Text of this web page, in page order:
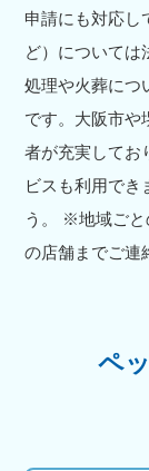
申請にも対応し
ど）については
処理や火葬につ
です。大阪市や
者が充実してお
ビスも利用でき
う。 ※地域ごと
の店舗までご連
ペ